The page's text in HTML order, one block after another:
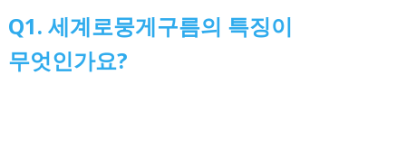
Q1. 세계로뭉게구름의 특징이
무엇인가요?